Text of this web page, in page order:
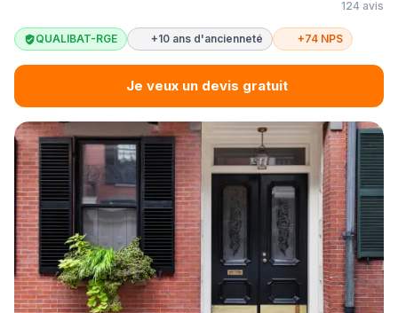
124 avis
QUALIBAT-RGE +10 ans d'ancienneté +74 NPS
Je veux un devis gratuit